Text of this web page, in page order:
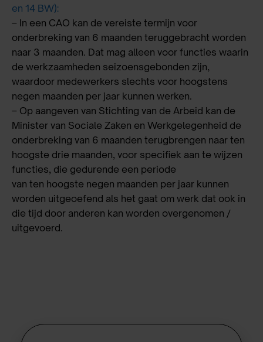
en 14 BW):
– In een CAO kan de vereiste termijn voor
onderbreking van 6 maanden teruggebracht worden
naar 3 maanden. Dat mag alleen voor functies waarin
de werkzaamheden seizoensgebonden zijn,
waardoor medewerkers slechts voor hoogstens
negen maanden per jaar kunnen werken.
– Op aangeven van Stichting van de Arbeid kan de
Minister van Sociale Zaken en Werkgelegenheid de
onderbreking van 6 maanden terugbrengen naar ten
hoogste drie maanden, voor specifiek aan te wijzen
functies, die gedurende een periode
van ten hoogste negen maanden per jaar kunnen
worden uitgeoefend als het gaat om werk dat ook in
die tijd door anderen kan worden overgenomen /
uitgevoerd.